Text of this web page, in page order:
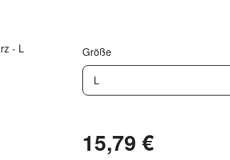
Größe
L
15,79 €